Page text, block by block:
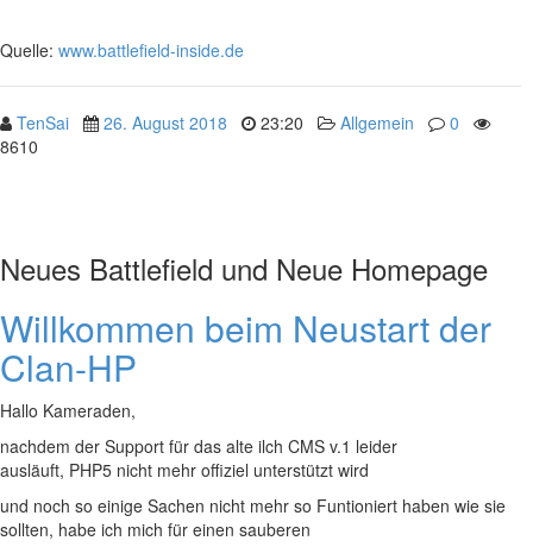
Quelle: www.battlefield-inside.de
TenSai 26. August 2018 23:20 Allgemein
0
8610
Neues Battlefield und Neue Homepage
Willkommen beim Neustart der
Clan-HP
Hallo Kameraden,
nachdem der Support für das alte ilch CMS v.1 leider
ausläuft, PHP5 nicht mehr offiziel unterstützt wird
und noch so einige Sachen nicht mehr so Funtioniert haben wie sie
sollten, habe ich mich für einen sauberen